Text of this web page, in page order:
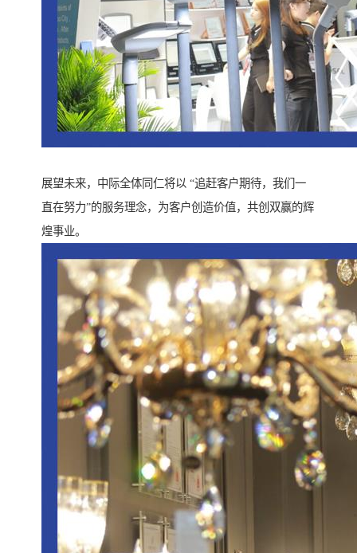
展望未来，中际全体同仁将以 “追赶客户期待，我们一
直在努力”的服务理念，为客户创造价值，共创双赢的辉
煌事业。